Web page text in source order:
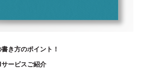
き方のポイント！
ービスご紹介